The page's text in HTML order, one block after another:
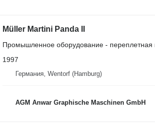
Müller Martini Panda II
Промышленное оборудование -
1997
Германия, Wentorf (Hamburg)
AGM Anwar Graphische Maschinen GmbH